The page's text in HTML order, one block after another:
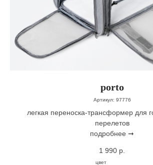
porto
Артикул: 97776
легкая переноска-трансформер для
перелетов
подробнее ➞
1 990 р.
цвет